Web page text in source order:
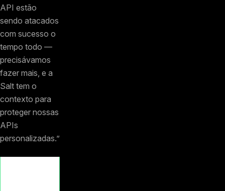
API estão
sendo atacados
com sucesso o
tempo todo —
precisávamos
fazer mais, e a
Salt tem o
contexto para
proteger nossas
APIs
personalizadas.”